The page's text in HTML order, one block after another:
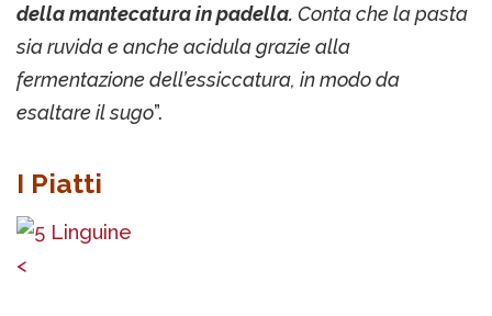
della mantecatura in padella. Conta che la pasta
sia ruvida e anche acidula grazie alla
fermentazione dell’essiccatura, in modo da
esaltare il sugo”.
I Piatti
<